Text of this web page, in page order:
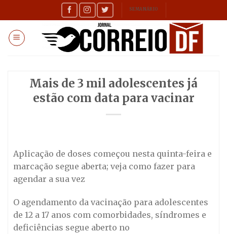
to
content
SEMANÁRIO
Mais de 3 mil adolescentes já
estão com data para vacinar
Aplicação de doses começou nesta quinta-feira e
marcação segue aberta; veja como fazer para
agendar a sua vez
O agendamento da vacinação para adolescentes
de 12 a 17 anos com comorbidades, síndromes e
deficiências segue aberto no